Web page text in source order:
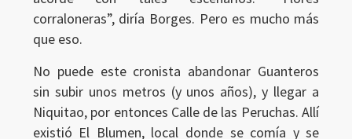
corraloneras”, diría Borges. Pero es mucho más
que eso.
No puede este cronista abandonar Guanteros
sin subir unos metros (y unos años), y llegar a
Niquitao, por entonces Calle de las Peruchas. Allí
existió El Blumen, local donde se comía y se